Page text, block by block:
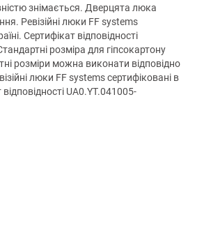
знімається. Дверцята люка
Ревізійні люки FF systems
Сертифікат відповідності
розміра для гіпсокартону
розміри можна виконати відповідно
люки FF systems сертифіковані в
відповідності UA0.YT.041005-